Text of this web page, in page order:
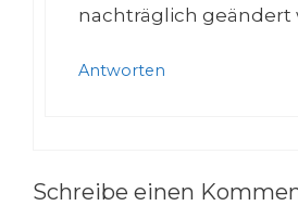
nachträglich geändert
Antworten
Schreibe einen